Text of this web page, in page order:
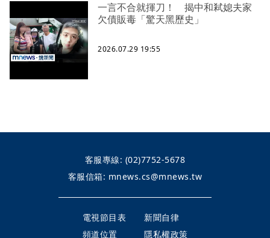
一言不合就揮刀！ 揭中和弒媳夫家
欠債販毒「驚天黑歷史」
2026.07.29 19:55
客服專線: (02)7752-5678
客服信箱: mnews.cs@mnews.tw
電視節目表
新聞自律
頻道位置
隱私權政策